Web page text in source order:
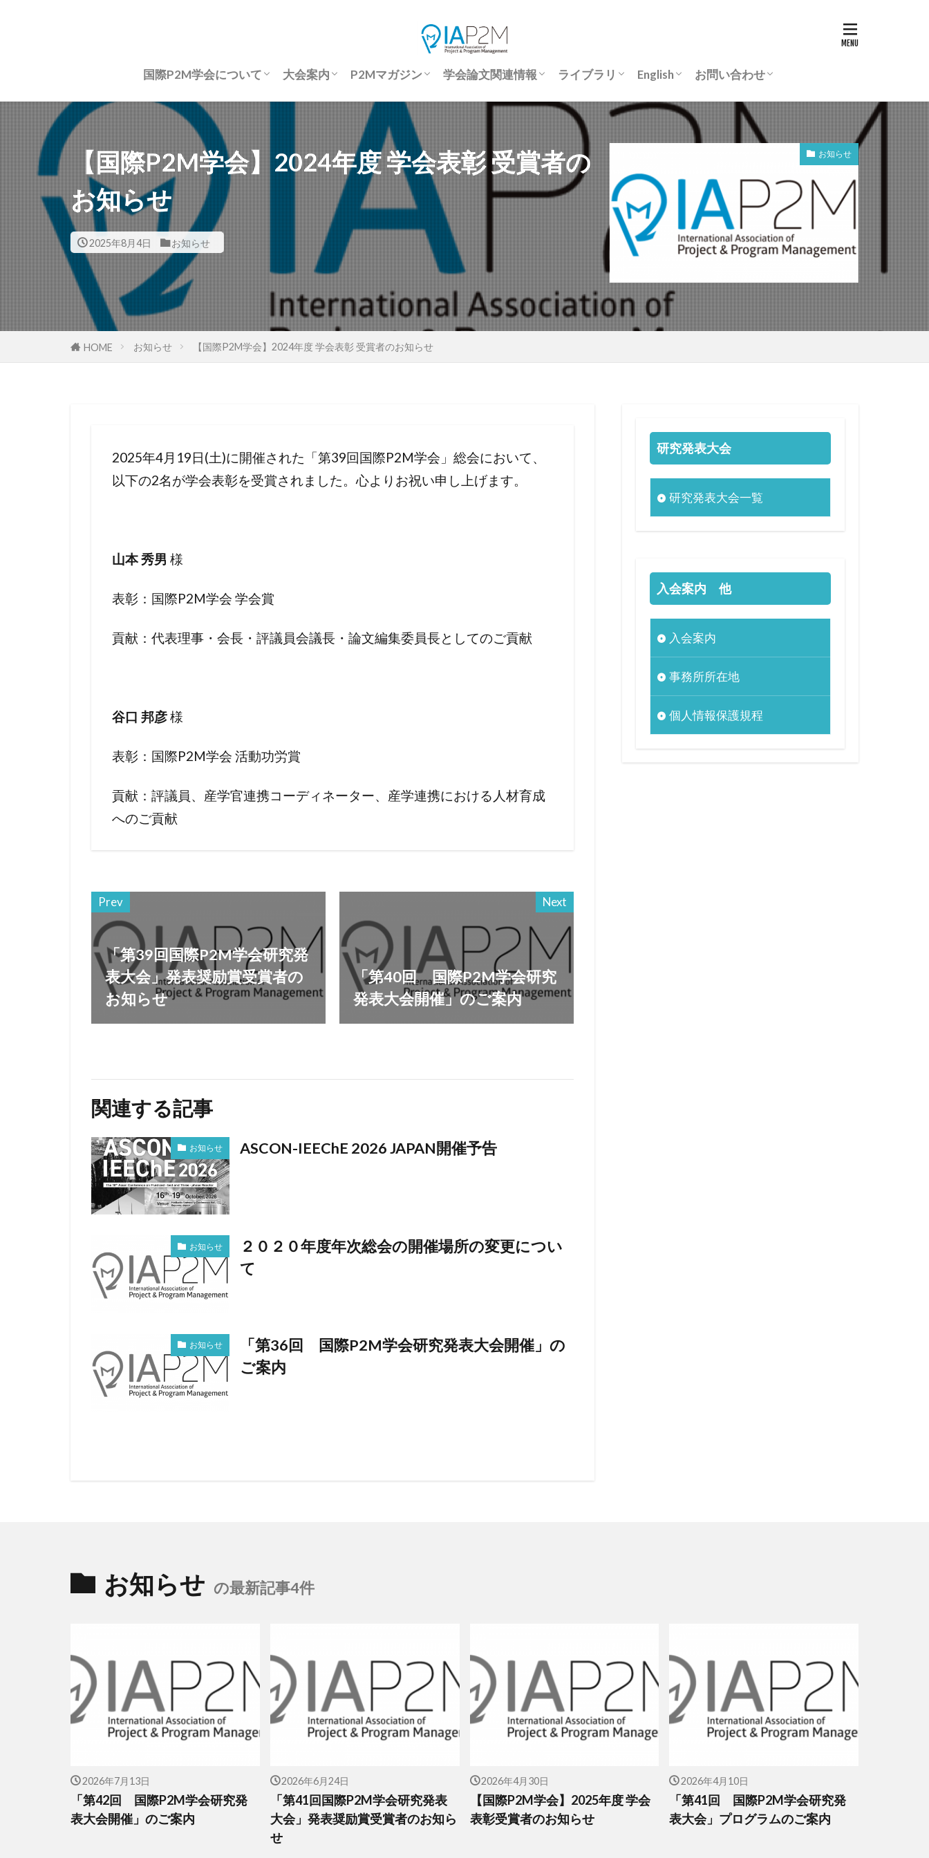
国際P2M学会について
国際P2M学会について
P2Mコンセプト(ver2.0)
学会定款
表彰規程
表彰一覧
組織図
会長挨拶
名誉会員
役員等名簿 2026年度
法人会員名簿
学会資格・認定
年次総会
事務所所在地
お問い合わせ
大会案内
大会案内
大会申込
論文要旨登録
研究発表大会報告書
国際会議
P2Mマガジン
P2Mマガジン
P2Mマガジン-Back Number
P2Mマガジンアンケート
学会論文関連情報
国際P2M学会誌投稿規程
著作権規定
倫理規定
優秀論文
予稿集・学会誌 アクセス方法
学会論文投稿規程補足
学会論文サンプル
投稿から掲載までの流れ
座長マニュアル
論文要旨登録申請フォーム
予稿集（J-STAGE)
論文集（J-STAGE)
ライブラリ
ライブラリ
優秀論文
セミナー動画
English
Chairman’s greeting
ASCON-IEEChE
お問い合わせ
入会案内
よくあるご質問
事務所所在地
個人情報保護規程
【国際P2M学会】2024年度 学会表彰 受賞者の
お知らせ
2025年8月4日 お知らせ
お知らせ
HOME お知らせ 【国際P2M学会】2024年度 学会表彰 受賞者のお知らせ
2025年4月19日(土)に開催された「第39回国際P2M学会」総会において、
以下の2名が学会表彰を受賞されました。心よりお祝い申し上げます。
山本 秀男 様
表彰：国際P2M学会 学会賞
貢献：代表理事・会長・評議員会議長・論文編集委員長としてのご貢献
谷口 邦彦様
表彰：国際P2M学会 活動功労賞
貢献：評議員、産学官連携コーディネーター、産学連携における人材育成
へのご貢献
Prev
「第39回国際P2M学会研究発
表大会」発表奨励賞受賞者の
お知らせ
Next
「第40回 国際P2M学会研究
発表大会開催」のご案内
関連する記事
お知らせ ASCON-IEEChE 2026 JAPAN開催予告
お知らせ
２０２０年度年次総会の開催場所の変更につい
て
お知らせ
「第36回 国際P2M学会研究発表大会開催」の
ご案内
研究発表大会
研究発表大会一覧
入会案内 他
入会案内
事務所所在地
個人情報保護規程
お知らせ の最新記事4件
2026年7月13日
「第42回 国際P2M学会研究発
表大会開催」のご案内
2026年6月24日
「第41回国際P2M学会研究発表
大会」発表奨励賞受賞者のお知ら
せ
2026年4月30日
【国際P2M学会】2025年度 学会
表彰受賞者のお知らせ
2026年4月10日
「第41回 国際P2M学会研究発
表大会」プログラムのご案内